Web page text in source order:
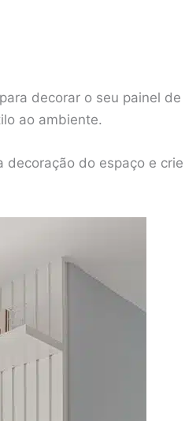
decorar o seu painel
ao ambiente.
do espaço e